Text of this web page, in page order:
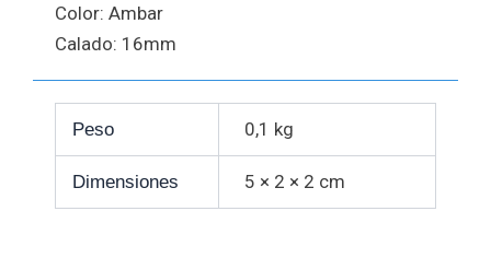
Color: Ambar
Calado: 16mm
Peso 0,1 kg
Dimensiones 5 × 2 × 2 cm